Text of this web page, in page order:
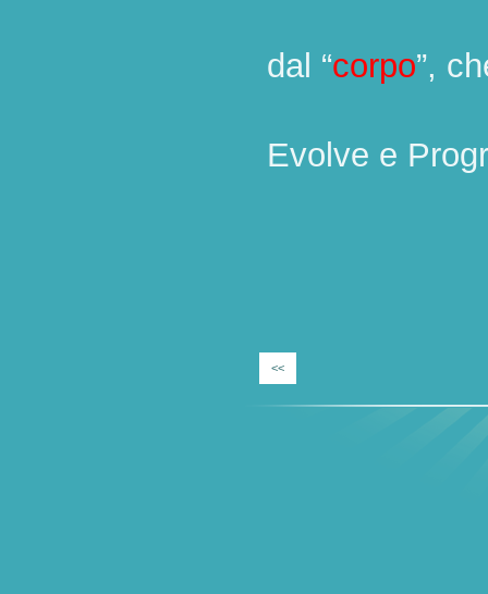
dal “corpo”,
Evolve e
<<